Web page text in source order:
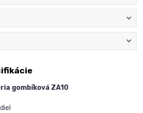
gombíková ZA10